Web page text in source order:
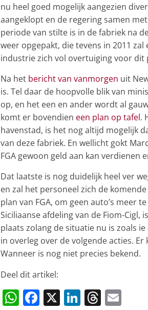
nu heel goed mogelijk aangezien
aangeklopt en de regering samen
periode van stilte is in de fabriek na
weer opgepakt, die tevens in 2011
industrie zich vol overtuiging voor dit
Na het bericht van vanmorgen uit
is. Tel daar de hoopvolle blik van
op, en het een en ander wordt al
komt er bovendien een plan op tafel.
havenstad, is het nog altijd mogelijk
van deze fabriek. En wellicht gokt
FGA gewoon geld aan kan verdienen
Dat laatste is nog duidelijk heel ver
en zal het personeel zich de
plan van FGA, om geen auto’s meer
Siciliaanse afdeling van de Fiom-
plaats zolang de situatie nu is zoals
in overleg over de volgende acties.
Wanneer is nog niet precies bekend.
Deel dit artikel:
W F X Li T